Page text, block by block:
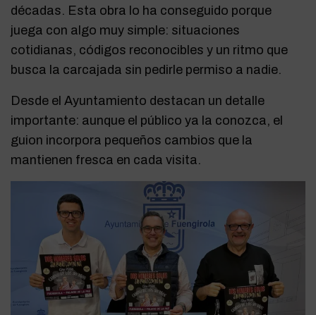
décadas. Esta obra lo ha conseguido porque
juega con algo muy simple: situaciones
cotidianas, códigos reconocibles y un ritmo que
busca la carcajada sin pedirle permiso a nadie.
Desde el Ayuntamiento destacan un detalle
importante: aunque el público ya la conozca, el
guion incorpora pequeños cambios que la
mantienen fresca en cada visita.